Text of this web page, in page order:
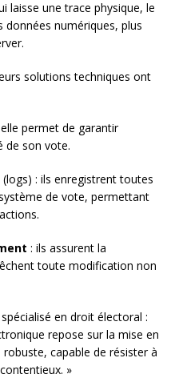
laisse une trace physique, le
numériques, plus
solutions techniques ont
permet de garantir
de son vote.
(logs) : ils enregistrent toutes
de vote, permettant
: ils assurent la
toute modification non
en droit électoral :
repose sur la mise en
capable de résister à
»